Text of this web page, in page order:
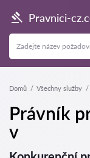
Pravnici-
Domů Všechny služby
Právník
v